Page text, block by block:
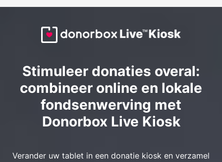
Stimuleer donaties overal:
combineer online en lokale
fondsenwerving met
Donorbox Live Kiosk
Verander uw tablet in een donatie kiosk en verzamel